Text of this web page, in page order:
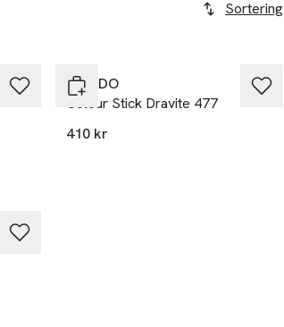
Sortering
BYREDO
Colour Stick Dravite 477
410 kr